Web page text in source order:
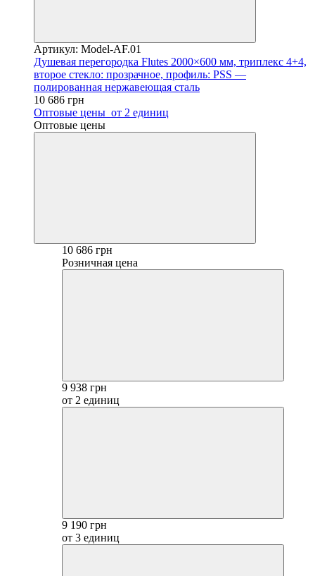
Артикул: Model-AF.01
Душевая перегородка Flutes 2000×600 мм, триплекс 4+4,
второе стекло: прозрачное, профиль: PSS —
полированная нержавеющая сталь
10 686 грн
Оптовые цены от 2 единиц
Оптовые цены
10 686 грн
Розничная цена
9 938 грн
от 2 единиц
9 190 грн
от 3 единиц